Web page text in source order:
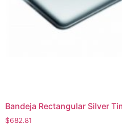
Bandeja Rectangular Silver
$682.81